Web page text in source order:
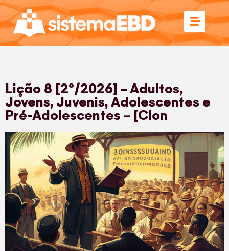
Lição 8 [2º/2026] – Adultos,
Jovens, Juvenis, Adolescentes e
Pré-Adolescentes – [Clon